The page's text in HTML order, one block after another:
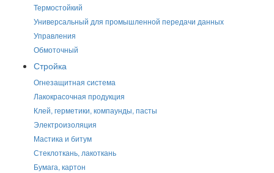
Термостойкий
Универсальный для промышленной передачи данных
Управления
Обмоточный
Стройка
Огнезащитная система
Лакокрасочная продукция
Клей, герметики, компаунды, пасты
Электроизоляция
Мастика и битум
Стеклоткань, лакоткань
Бумага, картон